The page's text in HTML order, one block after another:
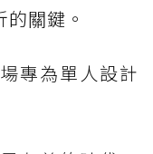
關鍵。
專為單人設計